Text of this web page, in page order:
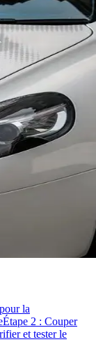
la
Étape 2 : Couper
et tester le